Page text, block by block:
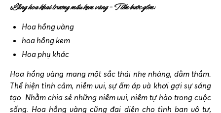
Lẵng hoa khai trương mầu kem vàng – Tiến bước gồm:
Hoa hồng vàng
hoa hồng kem
Hoa phụ khác
Hoa hồng vàng mang một sắc thái nhẹ nhàng, đằm thắm.
Thể hiện tình cảm, niềm vui, sự ấm áp và khơi gợi sự sáng
tạo. Nhằm chia sẻ những niềm vui, niềm tự hào trong cuộc
sống. Hoa hồng vàng cũng đại diện cho tình bạn vô tư,